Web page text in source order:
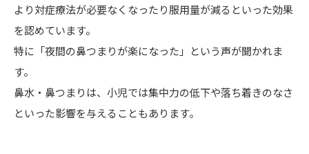
より対症療法が必要なくなったり服用量が減るといった効果
を認めています。
特に「夜間の鼻つまりが楽になった」という声が聞かれま
す。
鼻水・鼻つまりは、小児では集中力の低下や落ち着きのなさ
といった影響を与えることもあります。